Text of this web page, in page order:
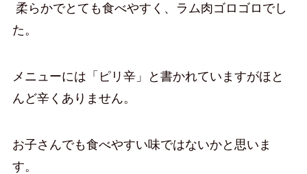
柔らかでとても食べやすく、ラム肉ゴロゴロでし
た。
メニューには「ピリ辛」と書かれていますがほと
んど辛くありません。
お子さんでも食べやすい味ではないかと思いま
す。